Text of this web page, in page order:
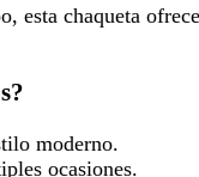
esta chaqueta
moderno.
ocasiones.